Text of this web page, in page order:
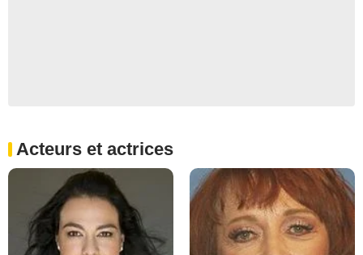
Acteurs et actrices